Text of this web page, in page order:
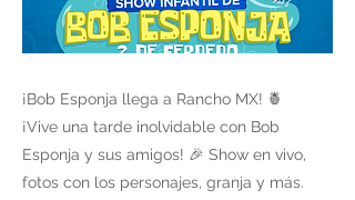
¡Bob Esponja llega a Rancho MX! 🍍
¡Vive una tarde inolvidable con Bob
Esponja y sus amigos! 🎉 Show en vivo,
fotos con los personajes, granja y más.